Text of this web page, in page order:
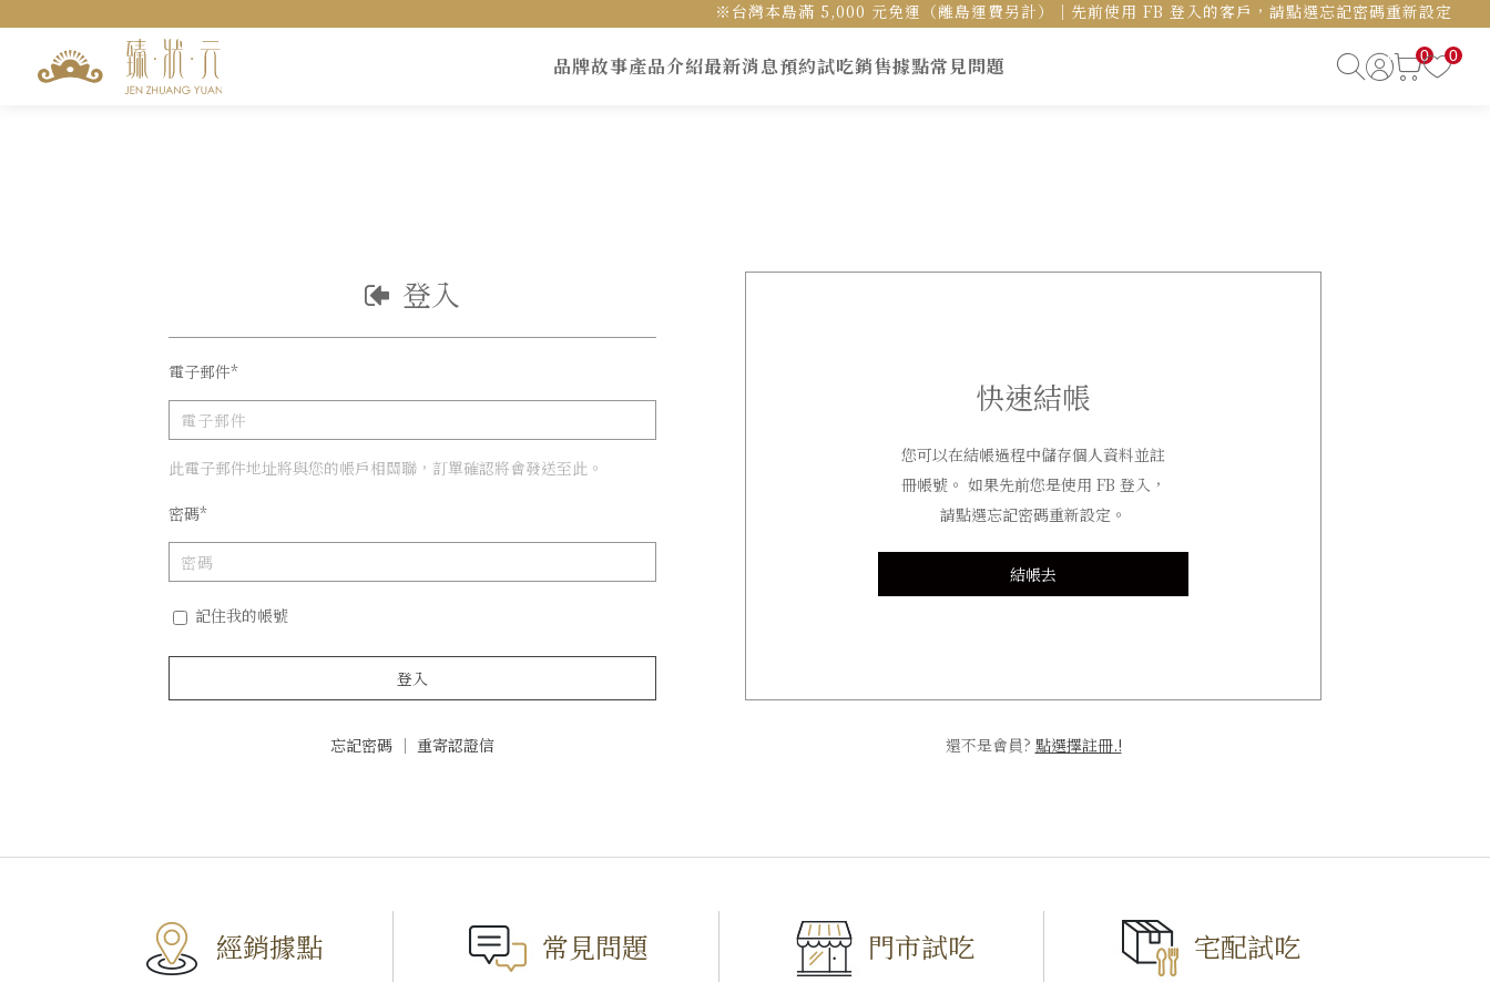
※台灣本島滿 5,000 元免運（離島運費另計）｜先前使用 FB 登入的客戶，請點選忘記密碼重新設定
訂單查詢
匯款查詢 聯絡我們
品牌故事產品介紹最新消息預約試吃銷售據點常見問題 0 0
快速結帳
您可以在結帳過程中儲存個人資料並註
冊帳號。 如果先前您是使用 FB 登入，
請點選忘記密碼重新設定。
結帳去
還不是會員? 點選擇註冊.!
登入
電子郵件*
此電子郵件地址將與您的帳戶相關聯，訂單確認將會發送至此。
密碼*
記住我的帳號
登入
忘記密碼 ｜ 重寄認證信
經銷據點 常見問題 門市試吃 宅配試吃